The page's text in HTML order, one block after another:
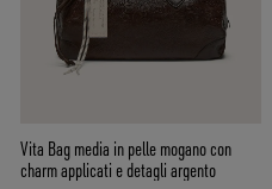
Vita Bag media in pelle mogano con
charm applicati e detagli argento